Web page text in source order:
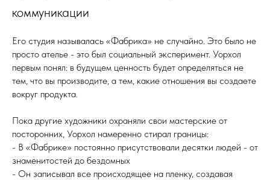
коммуникации
Его студия называлась «Фабрика» не случайно. Это было не
просто ателье - это был социальный эксперимент. Уорхол
первым понял: в будущем ценность будет определяться не
тем, что вы производите, а тем, какие отношения вы создаете
вокруг продукта.
Пока другие художники охраняли свои мастерские от
посторонних, Уорхол намеренно стирал границы:
- В «Фабрике» постоянно присутствовали десятки людей - от
знаменитостей до бездомных
- Он записывал все происходящее на пленку, создавая